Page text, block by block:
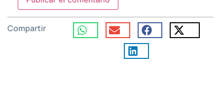
Compartir